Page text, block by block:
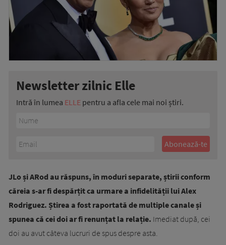
Newsletter zilnic Elle
Intră în lumea ELLE pentru a afla cele mai noi știri.
JLo și ARod au răspuns, în moduri separate, știrii conform
căreia s-ar fi despărțit ca urmare a infidelității lui Alex
Rodriguez. Știrea a fost raportată de multiple canale și
spunea că cei doi ar fi renunțat la relație. Imediat după, cei
doi au avut câteva lucruri de spus despre asta.